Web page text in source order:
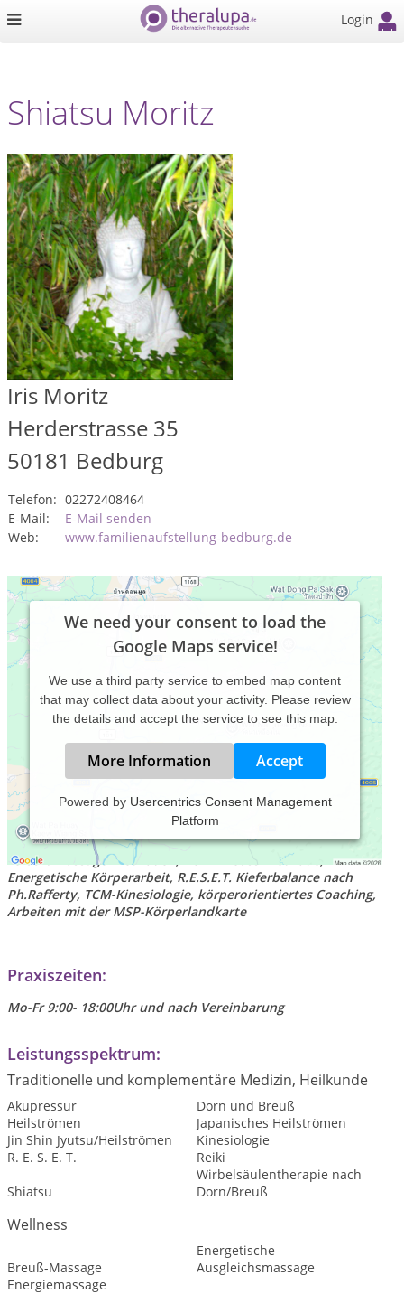
Login
Shiatsu Moritz
Iris Moritz
Herderstrasse 35
50181 Bedburg
Telefon: 02272408464
E-Mail:
E-Mail senden
Web:
www.familienaufstellung-bedburg.de
We need your consent to load the
Google Maps service!
We use a third party service to embed map content
that may collect data about your activity. Please review
the details and accept the service to see this map.
More Information Accept
Powered by Usercentrics Consent Management
Platform
Shiatsu-Therapeutin, Life-Coach, anerkannte
Syemaufstellerin (DGfS)
versch. Massage-Methoden, Dorn-Breuss-Methode,
Energetische Körperarbeit, R.E.S.E.T. Kieferbalance nach
Ph.Rafferty, TCM-Kinesiologie, körperorientiertes Coaching,
Arbeiten mit der MSP-Körperlandkarte
Praxiszeiten:
Mo-Fr 9:00- 18:00Uhr und nach Vereinbarung
Leistungsspektrum:
Traditionelle und komplementäre Medizin, Heilkunde
Akupressur
Dorn und Breuß
Heilströmen
Japanisches Heilströmen
Jin Shin Jyutsu/Heilströmen
Kinesiologie
R. E. S. E. T.
Reiki
Shiatsu
Wirbelsäulentherapie nach
Dorn/Breuß
Wellness
Breuß-Massage
Energetische
Ausgleichsmassage
Energiemassage